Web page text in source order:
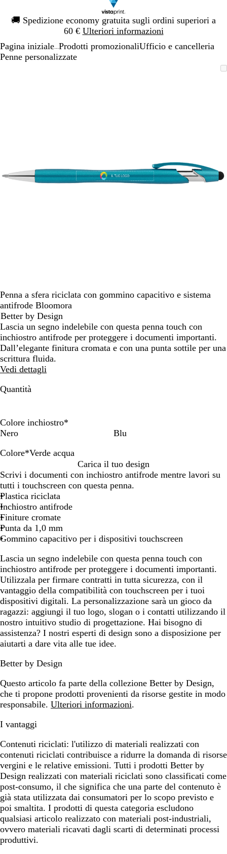
🚚 Spedizione economy gratuita sugli ordini superiori a
60 € Ulteriori informazioni
Diapositiva
1
Pagina iniziale Prodotti promozionaliUfficio e cancelleria
Penne personalizzate
e
le
Penna a sfera riciclata con gommino capacitivo e sistema
antifrode Bloomora
Better by Design
Lascia un segno indelebile con questa penna touch con
inchiostro antifrode per proteggere i documenti importanti.
Dall’elegante finitura cromata e con una punta sottile per una
scrittura fluida.
Vedi dettagli
Quantità
Colore inchiostro*
Nero
Blu
Colore*Verde acqua
o
s
s
o
r
g
e
n
t
o
e
r
d
e
a
c
q
a
l
u
r
e
a
l
e
u
n
a
a
l
v
i
a
Carica il tuo design
Scrivi i documenti con inchiostro antifrode mentre lavori su
tutti i touchscreen con questa penna.
Plastica riciclata
Inchiostro antifrode
Finiture cromate
Punta da 1,0 mm
Gommino capacitivo per i dispositivi touchscreen
Lascia un segno indelebile con questa penna touch con
inchiostro antifrode per proteggere i documenti importanti.
Utilizzala per firmare contratti in tutta sicurezza, con il
vantaggio della compatibilità con touchscreen per i tuoi
dispositivi digitali. La personalizzazione sarà un gioco da
ragazzi: aggiungi il tuo logo, slogan o i contatti utilizzando il
nostro intuitivo studio di progettazione. Hai bisogno di
assistenza? I nostri esperti di design sono a disposizione per
aiutarti a dare vita alle tue idee.
Better by Design
Questo articolo fa parte della collezione Better by Design,
che ti propone prodotti provenienti da risorse gestite in modo
responsabile. Ulteriori informazioni.
I vantaggi
Contenuti riciclati: l'utilizzo di materiali realizzati con
contenuti riciclati contribuisce a ridurre la domanda di risorse
vergini e le relative emissioni. Tutti i prodotti Better by
Design realizzati con materiali riciclati sono classificati come
post-consumo, il che significa che una parte del contenuto è
già stata utilizzata dai consumatori per lo scopo previsto e
poi smaltita. I prodotti di questa categoria escludono
qualsiasi articolo realizzato con materiali post-industriali,
ovvero materiali ricavati dagli scarti di determinati processi
produttivi.